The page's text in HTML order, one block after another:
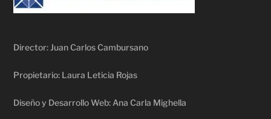
Director: Juan Carlos Cambursano
Propietario: Laura Leticia Rojas
Diseño y Desarrollo Web: Ana Carla Mighella